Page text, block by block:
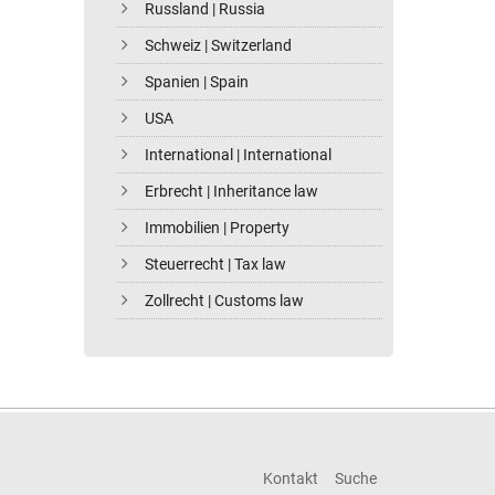
Russland | Russia
Schweiz | Switzerland
Spanien | Spain
USA
International | International
Erbrecht | Inheritance law
Immobilien | Property
Steuerrecht | Tax law
Zollrecht | Customs law
Kontakt Suche